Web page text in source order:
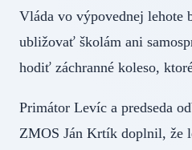
Vláda vo výpovednej lehote
ubližovať školám ani
hodiť záchranné koleso,
Primátor Levíc a predseda
ZMOS Ján Krtík doplnil, že